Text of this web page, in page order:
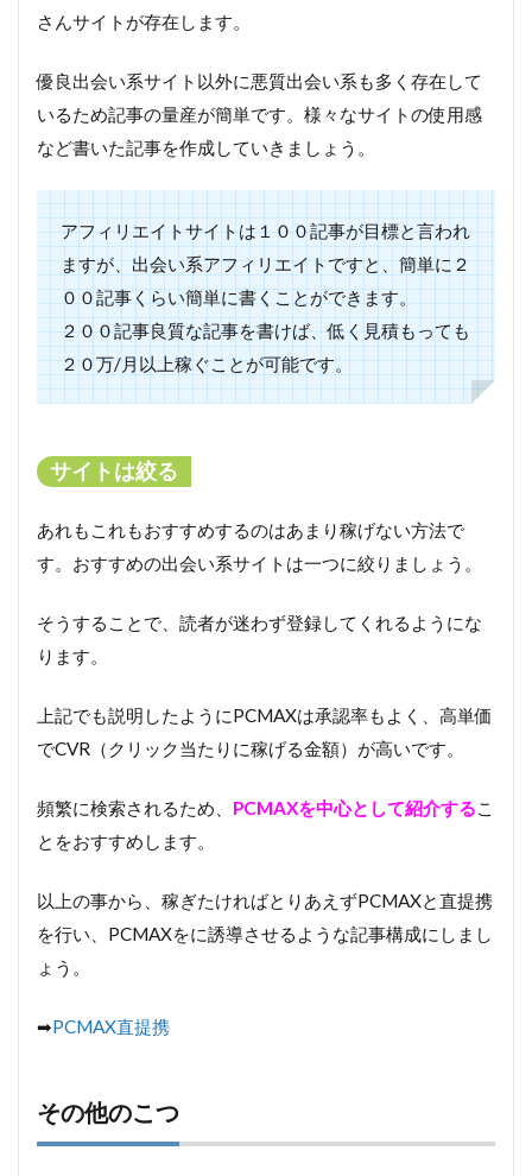
さんサイトが存在します。
優良出会い系サイト以外に悪質出会い系も多く存在して
いるため記事の量産が簡単です。様々なサイトの使用感
など書いた記事を作成していきましょう。
アフィリエイトサイトは１００記事が目標と言われ
ますが、出会い系アフィリエイトですと、簡単に２
００記事くらい簡単に書くことができます。
２００記事良質な記事を書けば、低く見積もっても
２０万/月以上稼ぐことが可能です。
サイトは絞る
あれもこれもおすすめするのはあまり稼げない方法で
す。おすすめの出会い系サイトは一つに絞りましょう。
そうすることで、読者が迷わず登録してくれるようにな
ります。
上記でも説明したようにPCMAXは承認率もよく、高単価
でCVR（クリック当たりに稼げる金額）が高いです。
頻繁に検索されるため、 PCMAXを中心として紹介する こ
とをおすすめします。
以上の事から、稼ぎたければとりあえずPCMAXと直提携
を行い、PCMAXをに誘導させるような記事構成にしまし
ょう。
➡︎PCMAX直提携
その他のこつ